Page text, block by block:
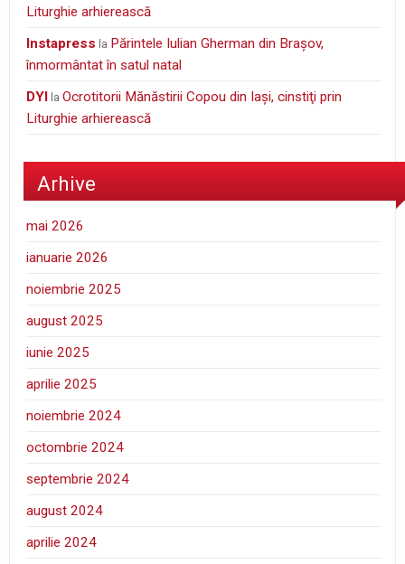
Liturghie arhierească
Instapress la Părintele Iulian Gherman din Braşov,
înmormântat în satul natal
DYI
laOcrotitorii Mănăstirii Copou din Iaşi, cinstiţi prin
Liturghie arhierească
Arhive
mai 2026
ianuarie 2026
noiembrie 2025
august 2025
iunie 2025
aprilie 2025
noiembrie 2024
octombrie 2024
septembrie 2024
august 2024
aprilie 2024